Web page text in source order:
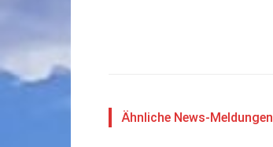
Ähnliche News-Meldungen